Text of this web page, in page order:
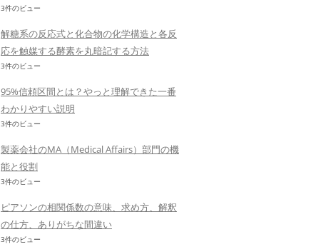
3件のビュー
解糖系の反応式と化合物の化学構造と各反
応を触媒する酵素を丸暗記する方法
3件のビュー
95%信頼区間とは？やっと理解できた一番
わかりやすい説明
3件のビュー
製薬会社のMA（Medical Affairs）部門の機
能と役割
3件のビュー
ピアソンの相関係数の意味、求め方、解釈
の仕方、ありがちな間違い
3件のビュー